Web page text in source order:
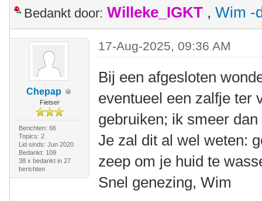
Bedankt door: Willeke_IGKT , Wim -
Chepap
Fietser
Berichten: 66
Topics: 2
Lid sinds: Jun 2020
Bedankt: 109
38 x bedankt in 27
berichten
17-Aug-2025, 09:36 AM
Bij een afgesloten
eventueel een zalfje ter
gebruiken; ik smeer
Je zal dit al wel weten:
zeep om je huid te
Snel genezing, Wim